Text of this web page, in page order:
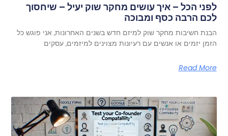
לפני הכל – איך עושים מחקר שוק יעיל – שיחסוך
לכם הרבה כסף ומבוכה
הבנת חשיבות מחקר שוק למיזם חדש בשנים האחרונות, אני פוגש כל
הזמן יזמים או אנשים עם רעיונות מצוינים למיזמים, עסקים
Read More